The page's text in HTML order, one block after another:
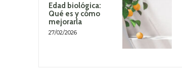
Edad biológica:
Qué es y cómo
mejorarla
27/02/2026